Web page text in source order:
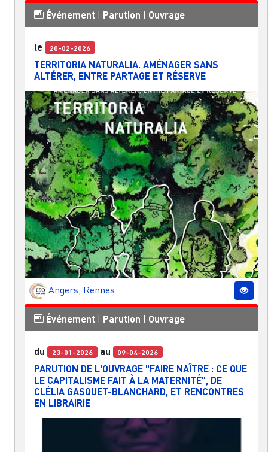
Événement | Parution | Ouvrage
le 20-02-2026
TERRITORIA NATURALIA. AMÉNAGER SANS
ALTÉRER, ENTRE PARTAGE ET RÉSERVE
Angers Rennes
Événement | Parution | Ouvrage
du 23-01-2026 au 09-04-2026
PARUTION DE L'OUVRAGE "FAIRE NAÎTRE : CE QUE
LE CAPITALISME FAIT À LA MATERNITÉ", DE
CLÉLIA GASQUET-BLANCHARD, ET RENCONTRES
EN LIBRAIRIE